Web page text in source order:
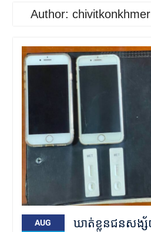
Author: chivitkonkhmer
AUG
ឃាត់ខ្លួនជនសង្